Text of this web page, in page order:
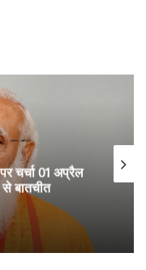
चर्चा 01 अप्रैल
से बातचीत